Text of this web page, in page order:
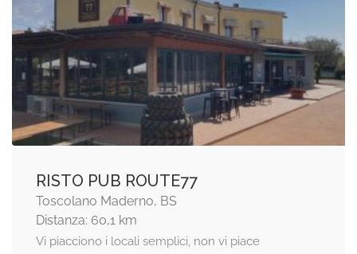
RISTO PUB ROUTE77
Toscolano Maderno, BS
Distanza: 60,1 km
Vi piacciono i locali semplici, non vi piace